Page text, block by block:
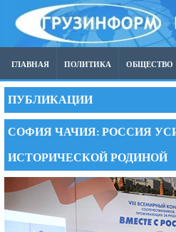
ГЛАВНАЯ ПОЛИТИКА ОБЩЕСТВО
ПУБЛИКАЦИИ
СОФИЯ ЧАЧИЯ: РОССИЯ
ИСТОРИЧЕСКОЙ РОДИНОЙ